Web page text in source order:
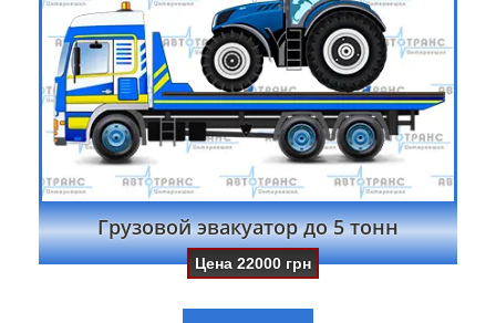
Грузовой эвакуатор до 5 тонн
Цена22000 грн